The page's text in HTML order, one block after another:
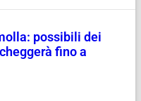
possibili dei
fino a